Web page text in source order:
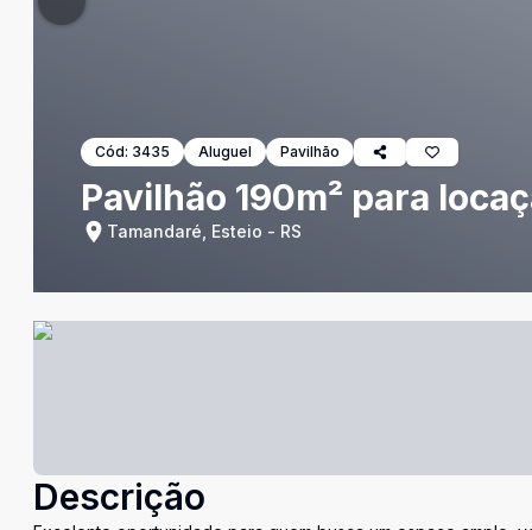
Cód: 3435 Aluguel Pavilhão
Pavilhão 190m² para
Tamandaré, Esteio - RS
Descrição